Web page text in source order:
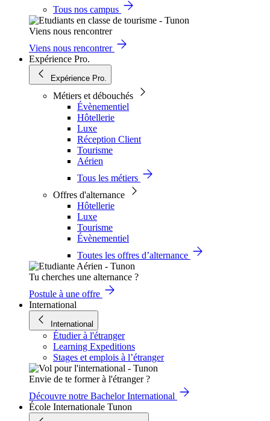
Tous nos campus
Viens nous rencontrer
Viens nous rencontrer
Expérience Pro.
Expérience Pro.
Métiers et débouchés
Évènementiel
Hôtellerie
Luxe
Réception Client
Tourisme
Aérien
Tous les métiers
Offres d'alternance
Hôtellerie
Luxe
Tourisme
Évènementiel
Toutes les offres d’alternance
Tu cherches une alternance ?
Postule à une offre
International
International
Étudier à l'étranger
Learning Expeditions
Stages et emplois à l’étranger
Envie de te former à l'étranger ?
Découvre notre Bachelor International
École Internationale Tunon